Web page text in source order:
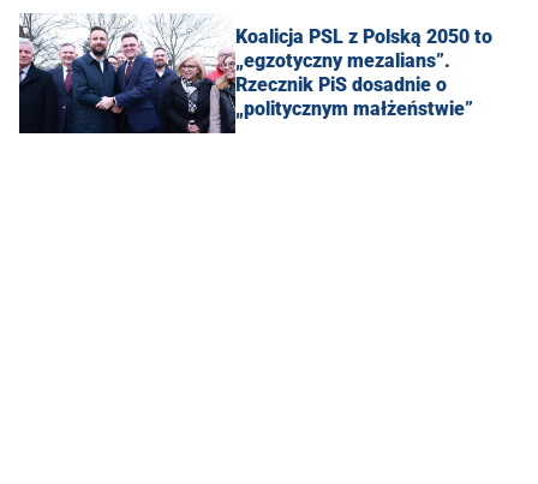
Koalicja PSL z Polską 2050 to
„egzotyczny mezalians”.
Rzecznik PiS dosadnie o
„politycznym małżeństwie”